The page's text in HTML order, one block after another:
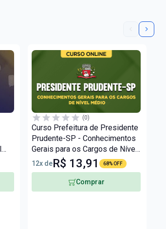
(0)
Curso Prefeitura de Presidente
Prudente-SP - Conhecimentos
Gerais para os Cargos de Nível
Médio
12x deR$ 13,91 68% OFF
Comprar